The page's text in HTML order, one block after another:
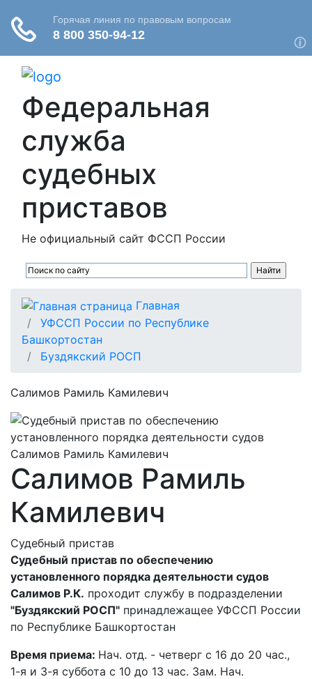
Федеральная
служба
судебных
приставов
Не официальный сайт ФССП России
Главная
УФССП России по Республике
Башкортостан
Буздякский РОСП
Салимов Рамиль Камилевич
Салимов Рамиль
Камилевич
Судебный пристав
Судебный пристав по обеспечению
установленного порядка деятельности судов
Салимов Р.К. проходит службу в подразделении
"Буздякский РОСП" принадлежащее УФССП России
по Республике Башкортостан
Время приема: Нач. отд. - четверг с 16 до 20 час.,
1-я и 3-я суббота с 10 до 13 час. Зам. Нач.